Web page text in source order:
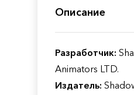
Описание
Разработчик:
Animators LTD.
Издатель: